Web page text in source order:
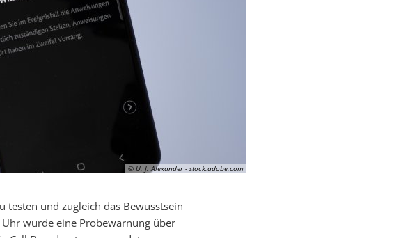
© U. J. Alexander - stock.adobe.com
testen und zugleich das Bewusstsein
wurde eine Probewarnung über